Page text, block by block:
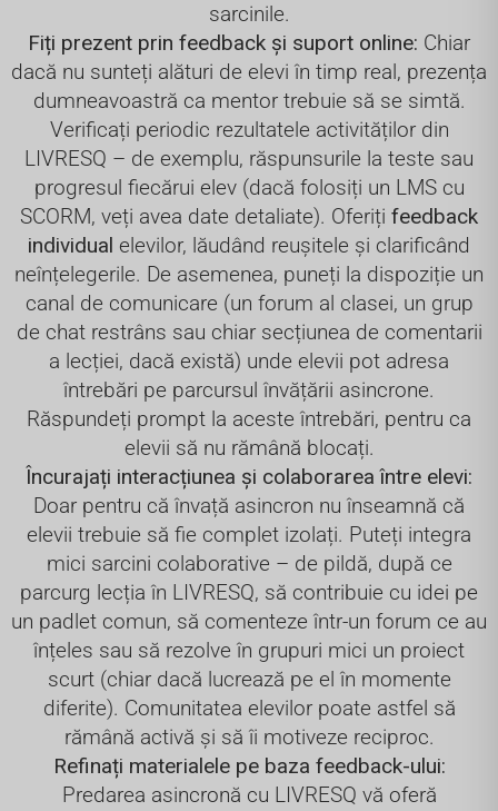
sarcinile.
Fiți prezent prin feedback și suport online: Chiar
dacă nu sunteți alături de elevi în timp real, prezența
dumneavoastră ca mentor trebuie să se simtă.
Verificați periodic rezultatele activităților din
LIVRESQ – de exemplu, răspunsurile la teste sau
progresul fiecărui elev (dacă folosiți un LMS cu
SCORM, veți avea date detaliate). Oferiți feedback
individual elevilor, lăudând reușitele și clarificând
neînțelegerile. De asemenea, puneți la dispoziție un
canal de comunicare (un forum al clasei, un grup
de chat restrâns sau chiar secțiunea de comentarii
a lecției, dacă există) unde elevii pot adresa
întrebări pe parcursul învățării asincrone.
Răspundeți prompt la aceste întrebări, pentru ca
elevii să nu rămână blocați.
Încurajați interacțiunea și colaborarea între elevi:
Doar pentru că învață asincron nu înseamnă că
elevii trebuie să fie complet izolați. Puteți integra
mici sarcini colaborative – de pildă, după ce
parcurg lecția în LIVRESQ, să contribuie cu idei pe
un padlet comun, să comenteze într-un forum ce au
înțeles sau să rezolve în grupuri mici un proiect
scurt (chiar dacă lucrează pe el în momente
diferite). Comunitatea elevilor poate astfel să
rămână activă și să îi motiveze reciproc.
Refinați materialele pe baza feedback-ului:
Predarea asincronă cu LIVRESQ vă oferă